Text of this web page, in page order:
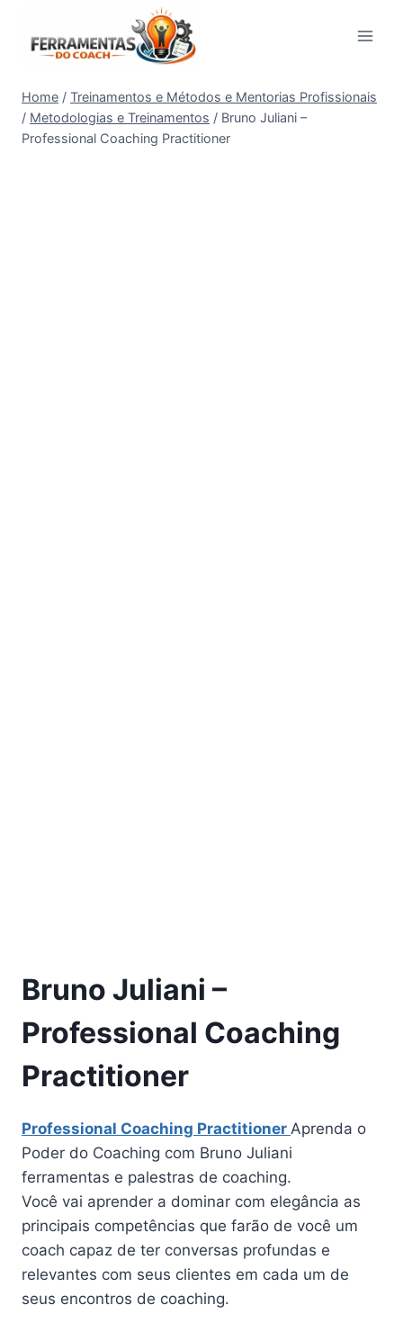
para
Home / Treinamentos e Métodos e Mentorias Profissionais
/ Metodologias e Treinamentos / Bruno Juliani –
Professional Coaching Practitioner
Bruno Juliani –
Professional Coaching
Practitioner
Professional Coaching Practitioner Aprenda o
Poder do Coaching com Bruno Juliani
ferramentas e palestras de coaching.
Você vai aprender a dominar com elegância as
principais competências que farão de você um
coach capaz de ter conversas profundas e
relevantes com seus clientes em cada um de
seus encontros de coaching.